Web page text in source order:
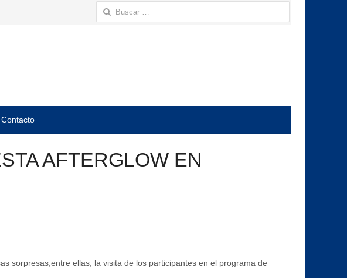
Buscar:
Contacto
AFTERGLOW EN
sorpresas,entre ellas, la visita de los participantes en el programa de